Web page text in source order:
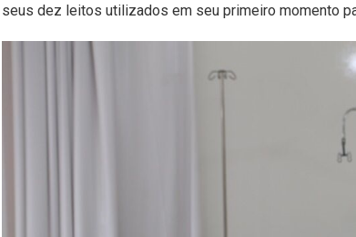
seus dez leitos utilizados em seu primeiro momento